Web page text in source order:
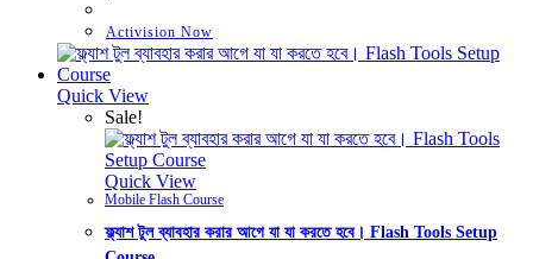
Activision Now
Quick View
Sale!
Quick View
Mobile Flash Course
ফ্ল্যাশ টুল ব্যাবহার করার আগে যা যা করতে হবে। Flash Tools Setup